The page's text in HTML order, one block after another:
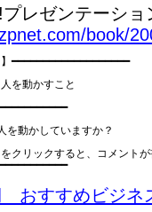
レゼンテーショ
book/
━━━━━━━━━━━━━━━━━━━
を動かすこと
を動かしていますか？
クリックすると、コメント
おすすめビジネ